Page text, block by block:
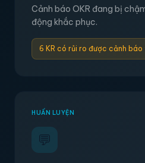
Cảnh báo OKR đang bị
động khắc phục.
6 KR có rủi ro được cảnh báo
HUẤN LUYỆN
💬